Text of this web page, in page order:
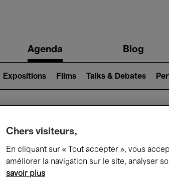
navigationAgenda Blog
Expositions Films Talks & Debates
Ce qui se
Chers visiteurs,
En cliquant sur « Tout accepter », vous
améliorer la navigation sur le site, analyser
savoir plus